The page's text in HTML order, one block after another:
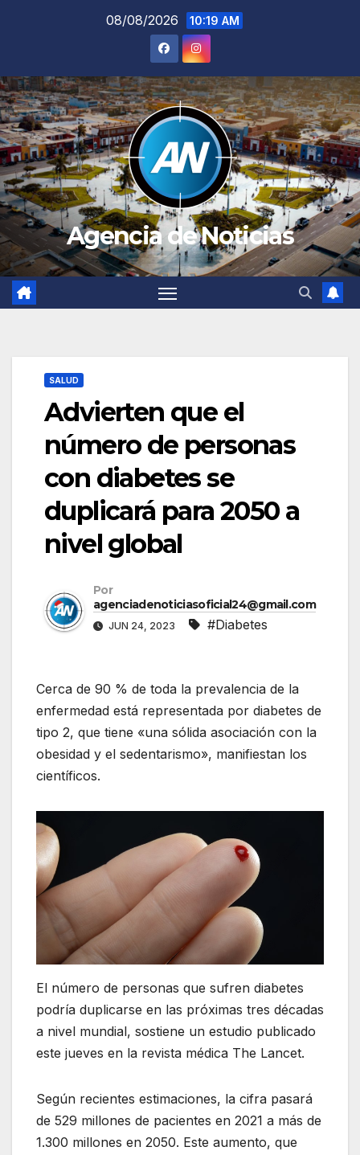
08/08/2026 10:19 AM
Agencia de Noticias
SALUD
Advierten que el
número de personas
con diabetes se
duplicará para 2050 a
nivel global
Por
agenciadenoticiasoficial24@gmail.com
JUN 24, 2023 #Diabetes
Cerca de 90 % de toda la prevalencia de la
enfermedad está representada por diabetes de
tipo 2, que tiene «una sólida asociación con la
obesidad y el sedentarismo», manifiestan los
científicos.
El número de personas que sufren diabetes
podría duplicarse en las próximas tres décadas
a nivel mundial, sostiene un estudio publicado
este jueves en la revista médica The Lancet.
Según recientes estimaciones, la cifra pasará
de 529 millones de pacientes en 2021 a más de
1.300 millones en 2050. Este aumento, que